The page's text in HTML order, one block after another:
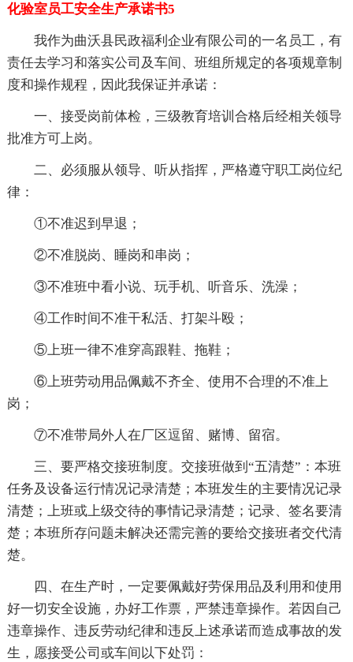
化验室员工安全生产承诺书5
我作为曲沃县民政福利企业有限公司的一名员工，有
责任去学习和落实公司及车间、班组所规定的各项规章制
度和操作规程，因此我保证并承诺：
一、接受岗前体检，三级教育培训合格后经相关领导
批准方可上岗。
二、必须服从领导、听从指挥，严格遵守职工岗位纪
律：
①不准迟到早退；
②不准脱岗、睡岗和串岗；
③不准班中看小说、玩手机、听音乐、洗澡；
④工作时间不准干私活、打架斗殴；
⑤上班一律不准穿高跟鞋、拖鞋；
⑥上班劳动用品佩戴不齐全、使用不合理的不准上
岗；
⑦不准带局外人在厂区逗留、赌博、留宿。
三、要严格交接班制度。交接班做到“五清楚”：本班
任务及设备运行情况记录清楚；本班发生的主要情况记录
清楚；上班或上级交待的事情记录清楚；记录、签名要清
楚；本班所存问题未解决还需完善的要给交接班者交代清
楚。
四、在生产时，一定要佩戴好劳保用品及利用和使用
好一切安全设施，办好工作票，严禁违章操作。若因自己
违章操作、违反劳动纪律和违反上述承诺而造成事故的发
生，愿接受公司或车间以下处罚：